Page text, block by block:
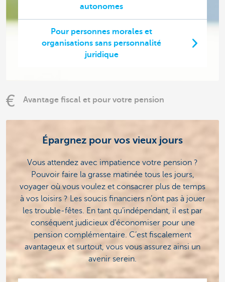
autonomes
Pour personnes morales et
organisations sans personnalité
juridique
Avantage fiscal et pour votre pension
Épargnez pour vos vieux jours
Vous attendez avec impatience votre pension ?
Pouvoir faire la grasse matinée tous les jours,
voyager où vous voulez et consacrer plus de temps
à vos loisirs ? Les soucis financiers n’ont pas à jouer
les trouble-fêtes. En tant qu’indépendant, il est par
conséquent judicieux d’économiser pour une
pension complémentaire. C’est fiscalement
avantageux et surtout, vous vous assurez ainsi un
avenir serein.